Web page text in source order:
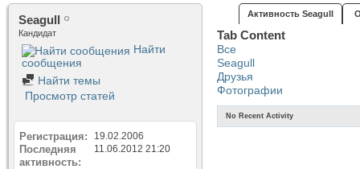
Seagull
Кандидат
Найти
сообщения
Найти темы
Просмотр статей
Регистрация 19.02.2006
Последняя
активность
11.06.2012 21:20
Активность Seagull
Tab Content
Все
Seagull
Друзья
Фотографии
No Recent Activity